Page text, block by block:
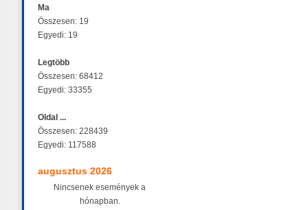
Ma
Összesen: 19
Egyedi: 19
Legtöbb
Összesen: 68412
Egyedi: 33355
Oldal ...
Összesen: 228439
Egyedi: 117588
augusztus 2026
Nincsenek események a
hónapban.